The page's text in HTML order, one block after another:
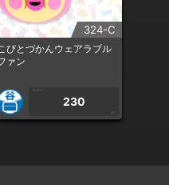
324-C
びとづかんウェアラブル
ァン
1PLAY
230
CP